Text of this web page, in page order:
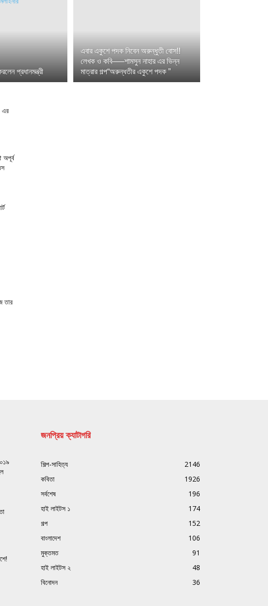
প্রধানমন্ত্রী
এবার একুশে পদক নিবেন অরুন্ধুতী বোস!!
লেখক ও কবি—–শামসুন নাহার এর ভিন্ন
মাত্রার গল্প“অরুন্ধতীর একুশে পদক ”
এর
অপূর্ব
তার
জনপ্রিয় ক্যাটাগরি
শিল্প-সাহিত্য
2146
কবিতা
1926
সর্বশেষ
196
হাই লাইটস ১
174
গল্প
152
বাংলাদেশ
106
মুক্তমত
91
হাই লাইটস ২
48
বিনোদন
36